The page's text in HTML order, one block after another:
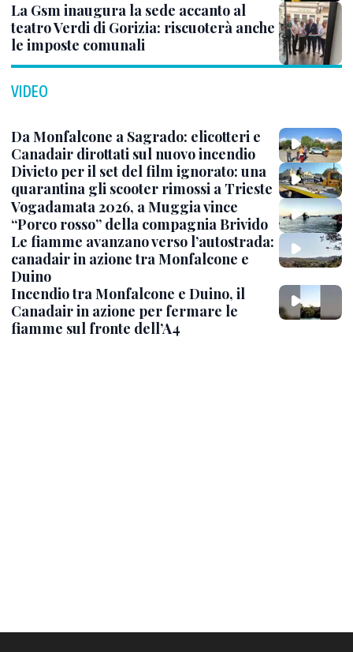
La Gsm inaugura la sede accanto al
teatro Verdi di Gorizia: riscuoterà anche
le imposte comunali
VIDEO
Da Monfalcone a Sagrado: elicotteri e
Canadair dirottati sul nuovo incendio
Divieto per il set del film ignorato: una
quarantina gli scooter rimossi a Trieste
Vogadamata 2026, a Muggia vince
“Porco rosso” della compagnia Brivido
Le fiamme avanzano verso l’autostrada:
canadair in azione tra Monfalcone e
Duino
Incendio tra Monfalcone e Duino, il
Canadair in azione per fermare le
fiamme sul fronte dell’A4